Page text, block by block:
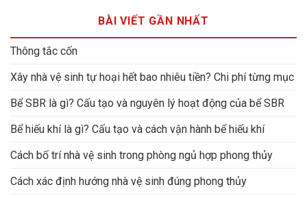
BÀI VIẾT GẦN NHẤT
Thông tắc cốn
Xây nhà vệ sinh tự hoại hết bao nhiêu tiền? Chi phí từng mục
Bể SBR là gì? Cấu tạo và nguyên lý hoạt động của bể SBR
Bể hiếu khí là gì? Cấu tạo và cách vận hành bể hiếu khí
Cách bố trí nhà vệ sinh trong phòng ngủ hợp phong thủy
Cách xác định hướng nhà vệ sinh đúng phong thủy